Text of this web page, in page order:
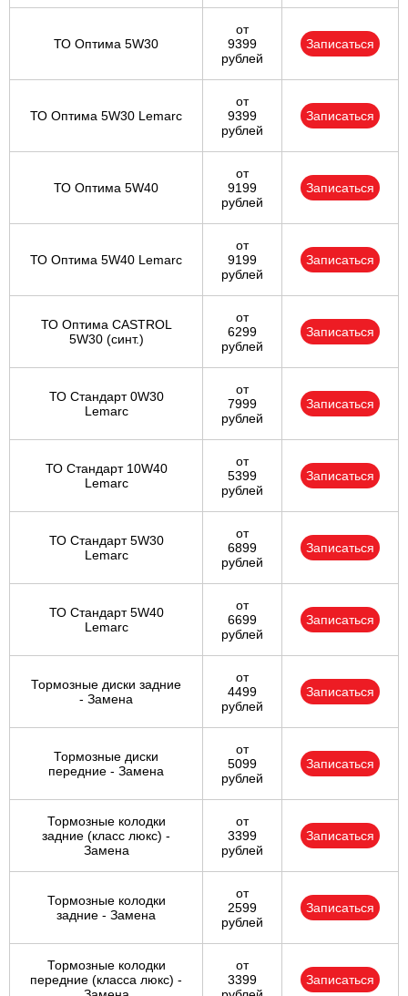
ТО Оптима 5W30
от
9399
рублей
Записаться
ТО Оптима 5W30 Lemarc
от
9399
рублей
Записаться
ТО Оптима 5W40
от
9199
рублей
Записаться
ТО Оптима 5W40 Lemarc
от
9199
рублей
Записаться
ТО Оптима CASTROL
5W30 (синт.)
от
6299
рублей
Записаться
ТО Стандарт 0W30
Lemarc
от
7999
рублей
Записаться
ТО Стандарт 10W40
Lemarc
от
5399
рублей
Записаться
ТО Стандарт 5W30
Lemarc
от
6899
рублей
Записаться
ТО Стандарт 5W40
Lemarc
от
6699
рублей
Записаться
Тормозные диски задние
- Замена
от
4499
рублей
Записаться
Тормозные диски
передние - Замена
от
5099
рублей
Записаться
Тормозные колодки
задние (класс люкс) -
Замена
от
3399
рублей
Записаться
Тормозные колодки
задние - Замена
от
2599
рублей
Записаться
Тормозные колодки
передние (класса люкс) -
от
3399
Записаться